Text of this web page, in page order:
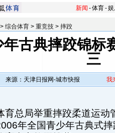
新闻 -体育-
> 综合体育 > 重竞技 > 摔跤
古典摔跤锦标
三
来源：天津日报网-城市快报 我
总局举重摔跤柔道运动
年全国青少年古典式